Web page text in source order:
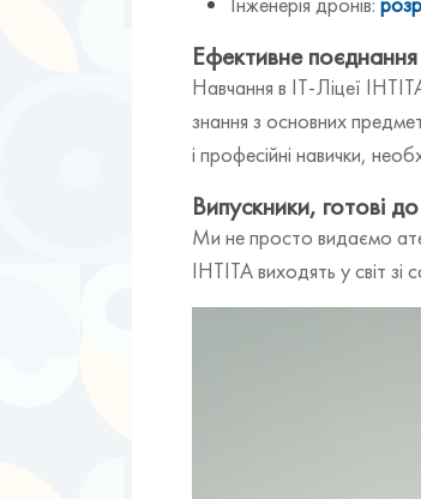
Ефективне поєднання
Навчання в ІТ-Ліцеї
знання з основних
і професійні навички,
Випускники, готові
Ми не просто видаємо
ІНТІТА виходять у світ